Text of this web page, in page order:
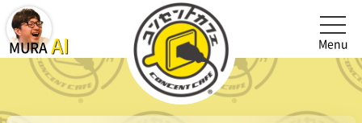
メニュ
Menu
MURA AI(オーナー村井AI)を起動、閉じる
MURAAI